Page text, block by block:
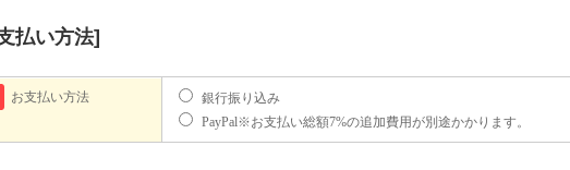
払い方法]
お支払い方法
銀行振り込み
PayPal※お支払い総額7%の追加費用が別途かかります。